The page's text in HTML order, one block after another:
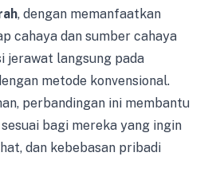
, dengan memanfaatkan
cahaya dan sumber cahaya
jerawat langsung pada
metode konvensional.
perbandingan ini membantu
bagi mereka yang ingin
dan kebebasan pribadi